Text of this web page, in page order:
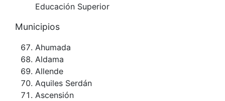
Educación Superior
Municipios
Ahumada
Aldama
Allende
Aquiles Serdán
Ascensión